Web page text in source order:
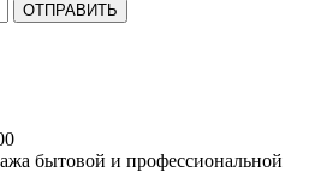
бытовой и профессиональной